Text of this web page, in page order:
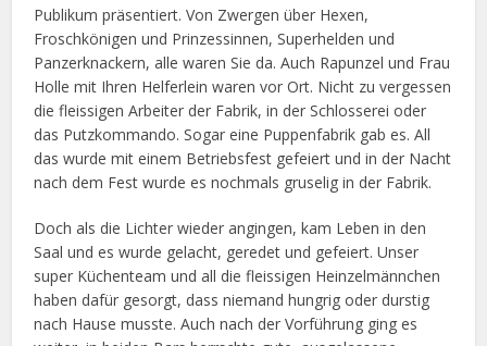
Publikum präsentiert. Von Zwergen über Hexen,
Froschkönigen und Prinzessinnen, Superhelden und
Panzerknackern, alle waren Sie da. Auch Rapunzel und Frau
Holle mit Ihren Helferlein waren vor Ort. Nicht zu vergessen
die fleissigen Arbeiter der Fabrik, in der Schlosserei oder
das Putzkommando. Sogar eine Puppenfabrik gab es. All
das wurde mit einem Betriebsfest gefeiert und in der Nacht
nach dem Fest wurde es nochmals gruselig in der Fabrik.
Doch als die Lichter wieder angingen, kam Leben in den
Saal und es wurde gelacht, geredet und gefeiert. Unser
super Küchenteam und all die fleissigen Heinzelmännchen
haben dafür gesorgt, dass niemand hungrig oder durstig
nach Hause musste. Auch nach der Vorführung ging es